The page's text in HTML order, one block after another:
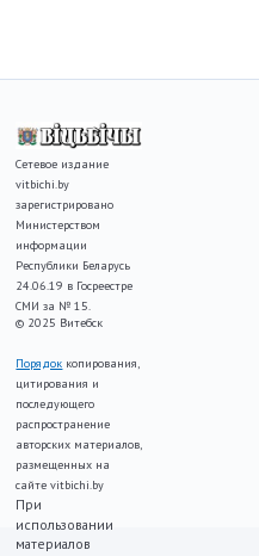
Сетевое издание
vitbichi.by
зарегистрировано
Министерством
информации
Республики Беларусь
24.06.19 в Госреестре
СМИ за № 15.
© 2025 Витебск
Порядок копирования,
цитирования и
последующего
распространение
авторских материалов,
размещенных на
сайте vitbichi.by
При
использовании
материалов